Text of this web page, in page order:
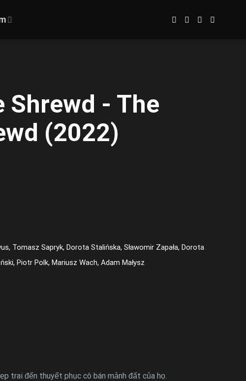
Shrewd - The
(2022)
Tomasz Sapryk, Dorota Stalińska, Sławomir Zapała, Dorota
Piotr Polk, Mariusz Wach, Adam Małysz
trai đến thuyết phục cô bán mảnh đất của họ.